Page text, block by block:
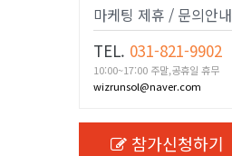
마케팅 제휴 / 문의안내
TEL. 031-821-9902
10:00~17:00 주말,공휴일 휴무
wizrunsol@naver.com
참가신청하기